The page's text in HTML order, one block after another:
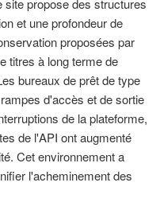
site propose des structures
et une profondeur de
proposées par
titres à long terme de
bureaux de prêt de type
d'accès et de sortie
de la plateforme,
de l'API ont augmenté
Cet environnement a
l'acheminement des